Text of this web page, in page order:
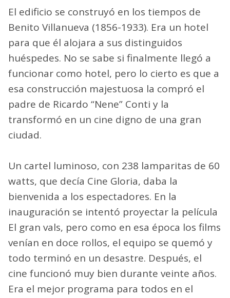
El edificio se construyó en los tiempos de
Benito Villanueva (1856-1933). Era un hotel
para que él alojara a sus distinguidos
huéspedes. No se sabe si finalmente llegó a
funcionar como hotel, pero lo cierto es que a
esa construcción majestuosa la compró el
padre de Ricardo “Nene” Conti y la
transformó en un cine digno de una gran
ciudad.
Un cartel luminoso, con 238 lamparitas de 60
watts, que decía Cine Gloria, daba la
bienvenida a los espectadores. En la
inauguración se intentó proyectar la película
El gran vals, pero como en esa época los films
venían en doce rollos, el equipo se quemó y
todo terminó en un desastre. Después, el
cine funcionó muy bien durante veinte años.
Era el mejor programa para todos en el